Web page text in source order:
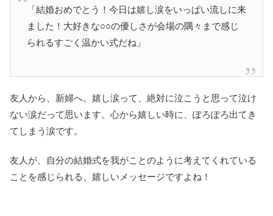
「結婚おめでとう！今日は嬉し涙をいっぱい流しに来
ました！大好きな○○の優しさが会場の隅々まで感じ
られるすごく温かい式だね」
友人から、新婦へ。嬉し涙って、絶対に泣こうと思って泣け
ない涙だって思います。心から嬉しい時に、ぽろぽろ出てき
てしまう涙です。
友人が、自分の結婚式を我がことのように考えてくれている
ことを感じられる、嬉しいメッセージですよね！